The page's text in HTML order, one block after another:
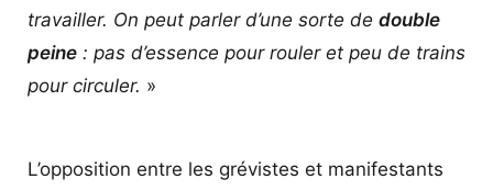
travailler. On peut parler d’une sorte de double
peine : pas d’essence pour rouler et peu de trains
pour circuler. »
L’opposition entre les grévistes et manifestants